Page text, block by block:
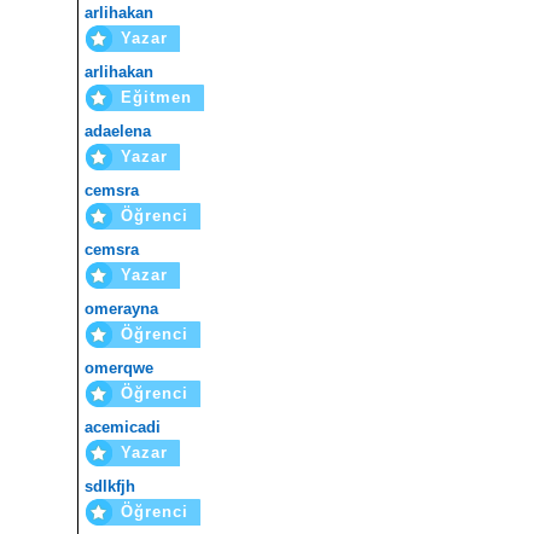
arlihakan
Yazar
arlihakan
Eğitmen
adaelena
Yazar
cemsra
Öğrenci
cemsra
Yazar
omerayna
Öğrenci
omerqwe
Öğrenci
acemicadi
Yazar
sdlkfjh
Öğrenci